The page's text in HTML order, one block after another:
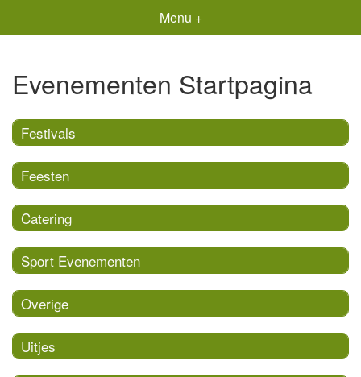
Menu +
Evenementen Startpagina
Festivals
Feesten
Catering
Sport Evenementen
Overige
Uitjes